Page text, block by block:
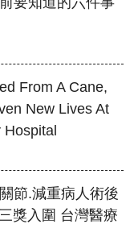
From A Cane,
New Lives At
Hospital
節.減重病人術後
獎入圍 台灣醫療